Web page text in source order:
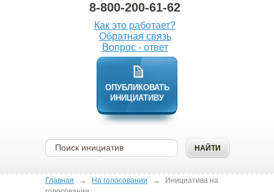
8-800-200-61-62
Как это работает?
Обратная связь
Вопрос - ответ
ОПУБЛИКОВАТЬ
ИНИЦИАТИВУ
Главная → На голосовании →
Инициатива на